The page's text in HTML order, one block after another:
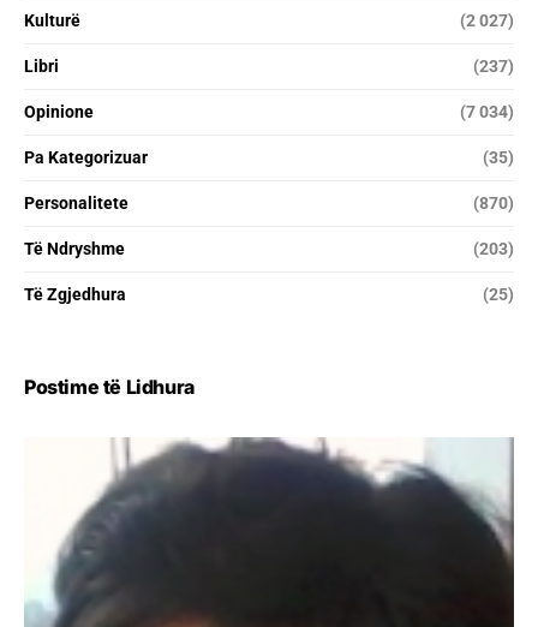
Kulturë (2 027)
Libri (237)
Opinione (7 034)
Pa Kategorizuar (35)
Personalitete (870)
Të Ndryshme (203)
Të Zgjedhura (25)
Postime të Lidhura